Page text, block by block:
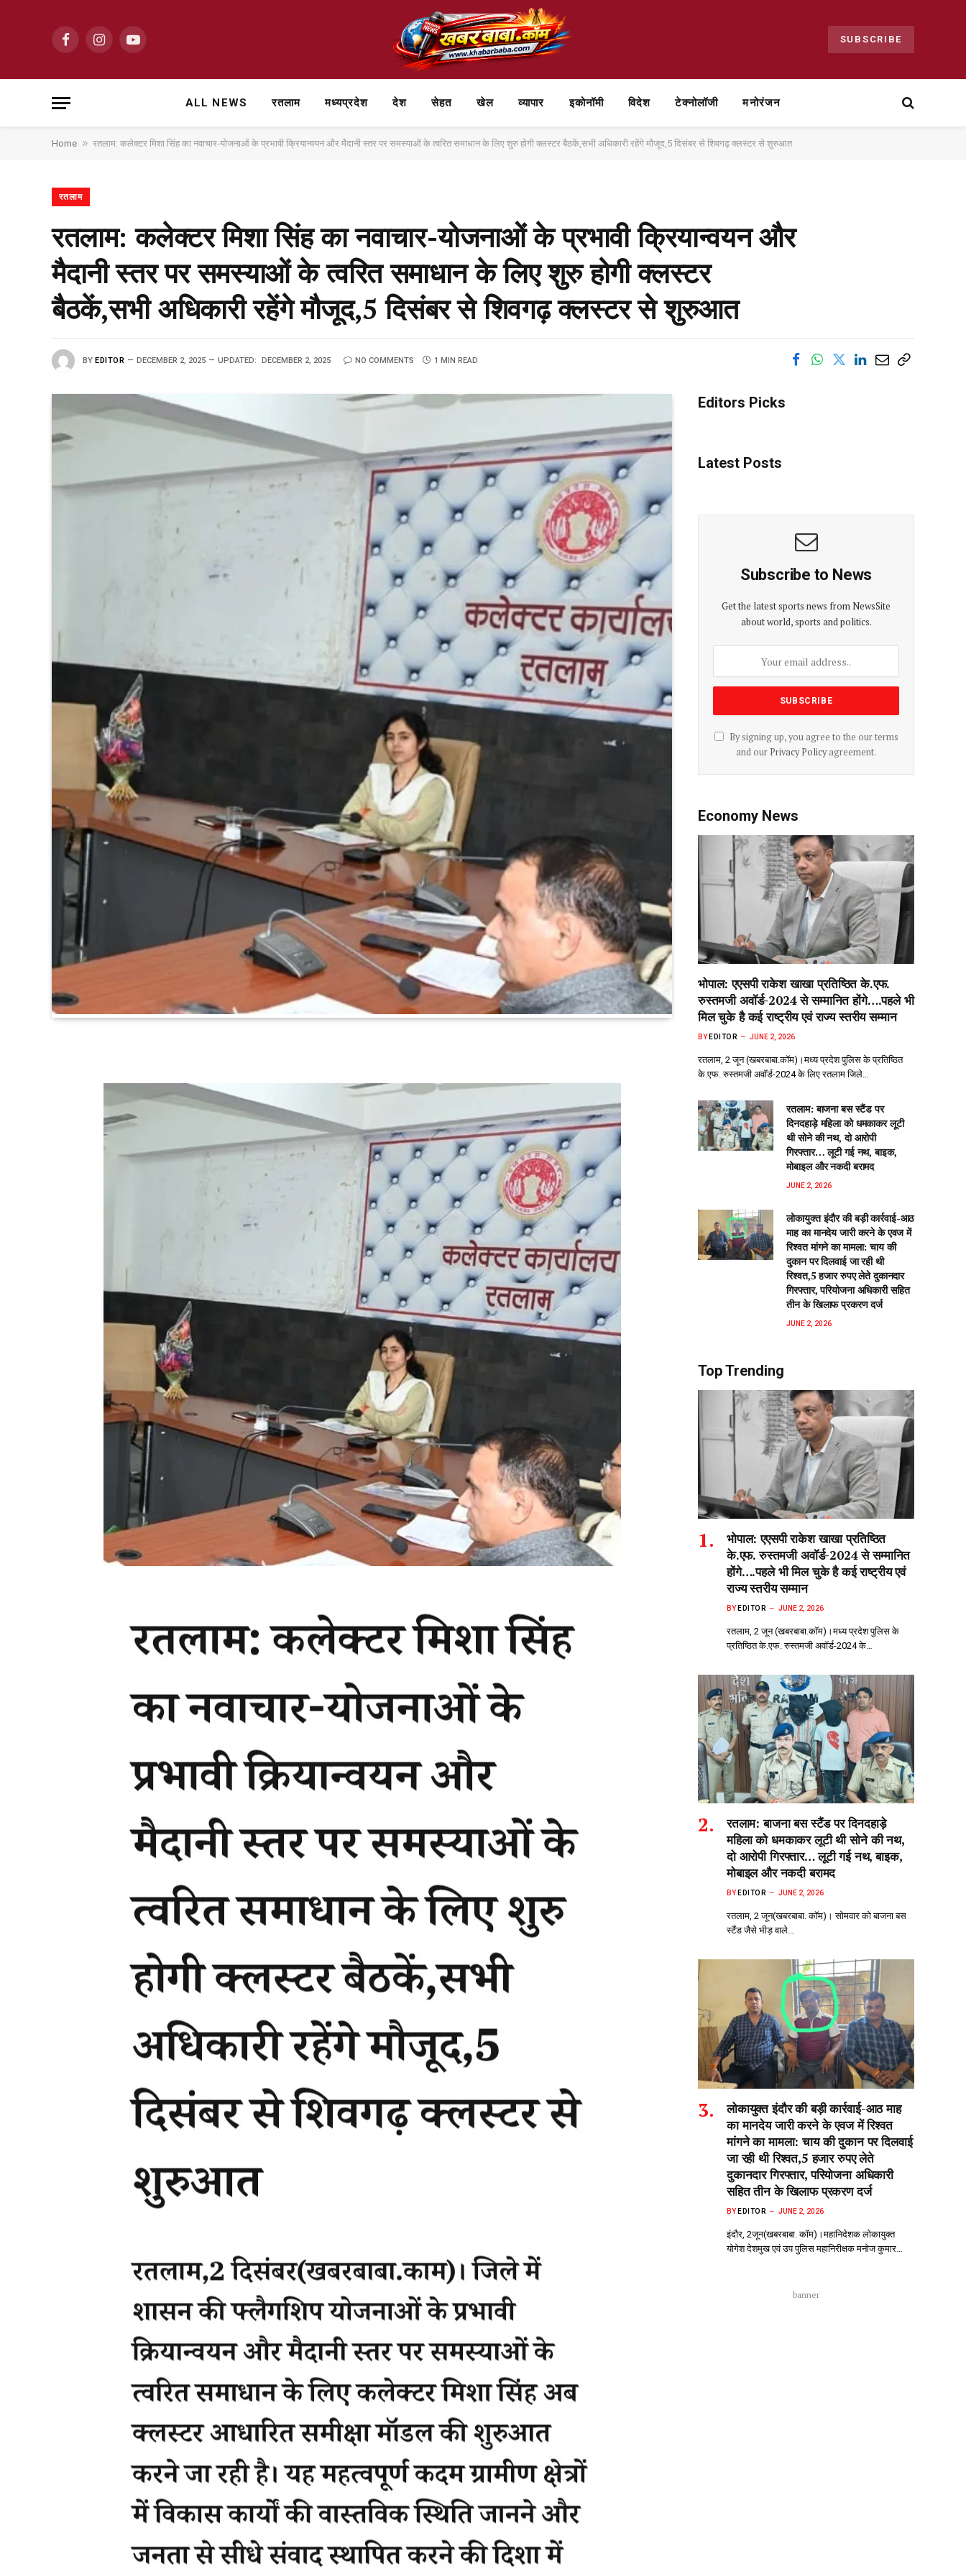
FacebookInstagramYouTube SUBSCRIBE
ALL NEWS रतलाम मध्यप्रदेश देश सेहत खेल व्यापार ⁠इकोनॉमी विदेश टेक्नोलॉजी मनोरंजन
Home » रतलाम: कलेक्टर मिशा‌ सिंह का नवाचार-योजनाओं के प्रभावी क्रियान्वयन और मैदानी स्तर पर समस्याओं के त्वरित समाधान के लिए शुरु होगी क्लस्टर बैठकें,सभी अधिकारी रहेंगे मौजूद,5 दिसंबर से शिवगढ़ क्लस्टर से शुरुआत
रतलाम
रतलाम: कलेक्टर मिशा‌ सिंह का नवाचार-योजनाओं के प्रभावी क्रियान्वयन और
मैदानी स्तर पर समस्याओं के त्वरित समाधान के लिए शुरु होगी क्लस्टर
बैठकें,सभी अधिकारी रहेंगे मौजूद,5 दिसंबर से शिवगढ़ क्लस्टर से शुरुआत
BY EDITOR DECEMBER 2, 2025 UPDATED: DECEMBER 2, 2025 NO COMMENTS 1 MIN READ
Editors Picks
Latest Posts
Subscribe to News
Get the latest sports news from NewsSite
about world, sports and politics.
By signing up, you agree to the our terms
and our Privacy Policyagreement.
Economy News
भोपाल: एएसपी राकेश‌ खाखा प्रतिष्ठित के.एफ.
रुस्तमजी अवॉर्ड-2024 से सम्मानित होंगे….पहले भी
मिल चुके है कई राष्ट्रीय एवं राज्य स्तरीय सम्मान
BY EDITOR JUNE 2, 2026
रतलाम, 2 जून (खबरबाबा.कॉम)।मध्य प्रदेश पुलिस के प्रतिष्ठित
के.एफ. रुस्तमजी अवॉर्ड-2024 के लिए रतलाम जिले…
रतलाम: बाजना बस स्टैंड पर
दिनदहाड़े महिला को धमकाकर लूटी
थी सोने की नथ, दो आरोपी
गिरफ्तार… लूटी गई नथ, बाइक,
मोबाइल और नकदी बरामद
JUNE 2, 2026
लोकायुक्त इंदौर की बड़ी कार्रवाई-आठ
माह का मानदेय जारी करने के एवज में
रिश्वत मांगने का मामला: चाय की
दुकान पर दिलवाई जा रही थी
रिश्वत,5 हजार रुपए लेते दुकानदार
गिरफ्तार, परियोजना अधिकारी सहित
तीन के खिलाफ प्रकरण दर्ज
JUNE 2, 2026
Top Trending
भोपाल: एएसपी राकेश‌ खाखा प्रतिष्ठित
के.एफ. रुस्तमजी अवॉर्ड-2024 से सम्मानित
होंगे….पहले भी मिल चुके है कई राष्ट्रीय एवं
राज्य स्तरीय सम्मान
BY EDITOR JUNE 2, 2026
रतलाम, 2 जून (खबरबाबा.कॉम)।मध्य प्रदेश पुलिस के
प्रतिष्ठित के.एफ. रुस्तमजी अवॉर्ड-2024 के…
रतलाम: बाजना बस स्टैंड पर दिनदहाड़े
महिला को धमकाकर लूटी थी सोने की नथ,
दो आरोपी गिरफ्तार… लूटी गई नथ, बाइक,
मोबाइल और नकदी बरामद
BY EDITOR JUNE 2, 2026
रतलाम, 2 जून(खबरबाबा. कॉम)। सोमवार को बाजना बस
स्टैंड जैसे भीड़‌ वाले…
लोकायुक्त इंदौर की बड़ी कार्रवाई-आठ माह
का मानदेय जारी करने के एवज में रिश्वत
मांगने का मामला: चाय की दुकान पर दिलवाई
जा रही थी रिश्वत,5 हजार रुपए लेते
दुकानदार गिरफ्तार, परियोजना अधिकारी
सहित तीन के खिलाफ प्रकरण दर्ज
BY EDITOR JUNE 2, 2026
इंदौर, 2जून(खबरबाबा. कॉम)।महानिदेशक लोकायुक्त
योगेश देशमुख एवं उप पुलिस महानिरीक्षक मनोज कुमार…
banner